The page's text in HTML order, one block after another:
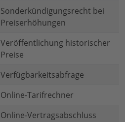
Sonderkündigungsrecht bei
Preiserhöhungen
Veröffentlichung historischer
Preise
Verfügbarkeitsabfrage
Online-Tarifrechner
Online-Vertragsabschluss